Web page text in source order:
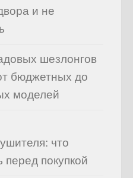
и не
шезлонгов
бюджетных до
моделей
что
перед покупкой